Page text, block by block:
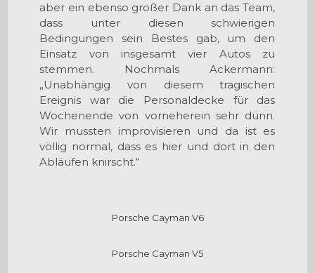
aber ein ebenso großer Dank an das Team,
dass unter diesen schwierigen
Bedingungen sein Bestes gab, um den
Einsatz von insgesamt vier Autos zu
stemmen. Nochmals Ackermann:
„Unabhängig von diesem tragischen
Ereignis war die Personaldecke für das
Wochenende von vorneherein sehr dünn.
Wir mussten improvisieren und da ist es
völlig normal, dass es hier und dort in den
Abläufen knirscht.“
Porsche Cayman V6
Porsche Cayman V5